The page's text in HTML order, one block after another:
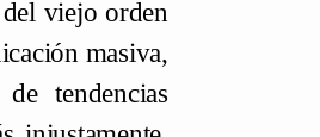
viejo orden
masiva,
tendencias